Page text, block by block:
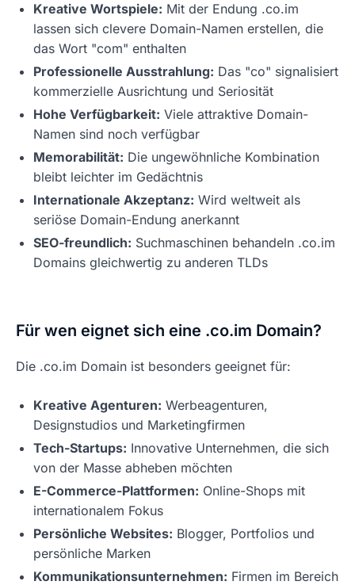
Kreative Wortspiele: Mit der Endung .co.im
lassen sich clevere Domain-Namen erstellen, die
das Wort "com" enthalten
Professionelle Ausstrahlung: Das "co" signalisiert
kommerzielle Ausrichtung und Seriosität
Hohe Verfügbarkeit: Viele attraktive Domain-
Namen sind noch verfügbar
Memorabilität: Die ungewöhnliche Kombination
bleibt leichter im Gedächtnis
Internationale Akzeptanz: Wird weltweit als
seriöse Domain-Endung anerkannt
SEO-freundlich: Suchmaschinen behandeln .co.im
Domains gleichwertig zu anderen TLDs
Für wen eignet sich eine .co.im Domain?
Die .co.im Domain ist besonders geeignet für:
Kreative Agenturen: Werbeagenturen,
Designstudios und Marketingfirmen
Tech-Startups: Innovative Unternehmen, die sich
von der Masse abheben möchten
E-Commerce-Plattformen: Online-Shops mit
internationalem Fokus
Persönliche Websites: Blogger, Portfolios und
persönliche Marken
Kommunikationsunternehmen: Firmen im Bereich